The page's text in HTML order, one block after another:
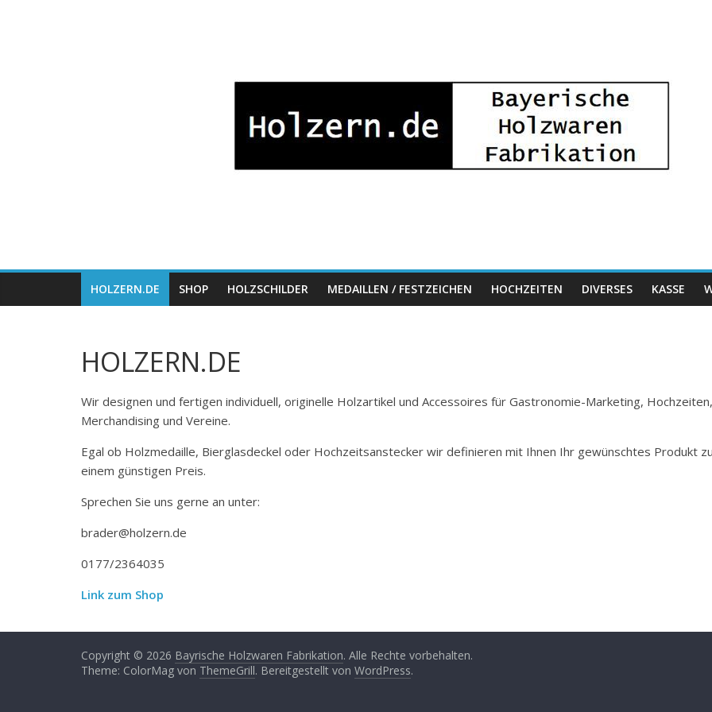
Holzwaren
Fabrikation
HOLZERN.DE SHOP HOLZSCHILDER MEDAILLEN / FESTZEICHEN HOCHZEITEN DIVERSES KASSE
HOLZERN.DE
Wir designen und fertigen individuell, originelle Holzartikel und Accessoires für Gastronomie-Marketing, Hochzeiten,
Merchandising und Vereine.
Egal ob Holzmedaille, Bierglasdeckel oder Hochzeitsanstecker wir definieren mit Ihnen Ihr gewünschtes Produkt
einem günstigen Preis.
Sprechen Sie uns gerne an unter:
brader@holzern.de
0177/2364035
Link zum Shop
Copyright © 2026 Bayrische Holzwaren Fabrikation. Alle Rechte vorbehalten.
Theme: ColorMag von ThemeGrill. Bereitgestellt von WordPress.